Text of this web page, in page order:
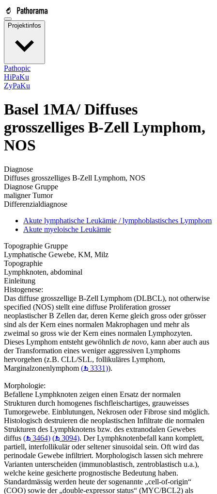
Projektinfos
Pathopic
HiPaKu
ZyPaKu
Basel 1MA/ Diffuses
grosszelliges B-Zell Lymphom,
NOS
Diagnose
Diffuses grosszelliges B-Zell Lymphom, NOS
Diagnose Gruppe
maligner Tumor
Differenzialdiagnose
Akute lymphatische Leukämie / lymphoblastisches Lymphom
Akute myeloische Leukämie
Topographie Gruppe
Lymphatische Gewebe, KM, Milz
Topographie
Lymphknoten, abdominal
Einleitung
Histogenese:
Das diffuse grosszellige B-Zell Lymphom (DLBCL), not otherwise
specified (NOS) stellt eine diffuse Proliferation grosser
neoplastischer B Zellen dar, deren Kerne gleich gross oder grösser
sind als der Kern eines normalen Makrophagen und mehr als
zweimal so gross wie der Kern eines normalen Lymphozyten.
Dieses Lymphom entsteht gewöhnlich de novo, kann aber auch aus
der Transformation eines weniger aggressiven Lymphoms
hervorgehen (z.B. CLL/SLL, follikuläres Lymphom,
Marginalzonenlymphom ( 3331)).
Morphologie:
Befallene Lymphknoten zeigen einen Ersatz der normalen
Strukturen durch homogenes fischfleischartiges, grauweisses
Tumorgewebe. Einblutungen, Nekrosen oder Fibrose sind möglich.
Histologisch destruieren die neoplastischen Infiltrate die normalen
Strukturen des Lymphknotens bzw. des extranodalen Gewebes
diffus ( 3464) ( 3094). Der Lymphknotenbefall kann komplett,
partiell, interfollikulär oder seltener sinusoidal sein. Oft wird das
perinodale Gewebe infiltriert. Morphologisch lassen sich mehrere
Varianten unterscheiden (immunoblastisch, zentroblastisch u.a.),
welche keine gesicherte prognostische Bedeutung haben.
Standardmässig werden heute der sogenannte „cell-of-origin“
(COO) sowie der „double-expressor status“ (MYC/BCL2) als